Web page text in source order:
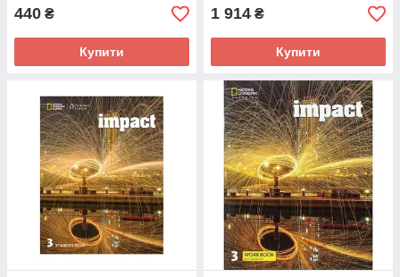
440 ₴
Купити
1 914 ₴
Купити